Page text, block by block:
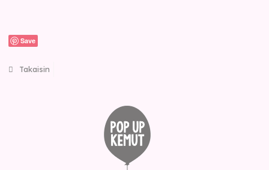
Save
Takaisin